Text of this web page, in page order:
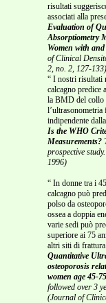
risultati
associati alla
Evaluation of
Absorptiometry
Women with
of Clinical
2, no. 2, 127-133)
“ I nostri risultati
calcagno predice
la BMD del collo
indipendente
Is the WHO
Measurements?
prospective
1996)
“ In donne tra i
calcagno può
polso da
ossea a doppia
varie sedi può
superiore ai 75
altri siti di
Quantitative
osteoporosis
women age 45-
followed over 3
(Journal of